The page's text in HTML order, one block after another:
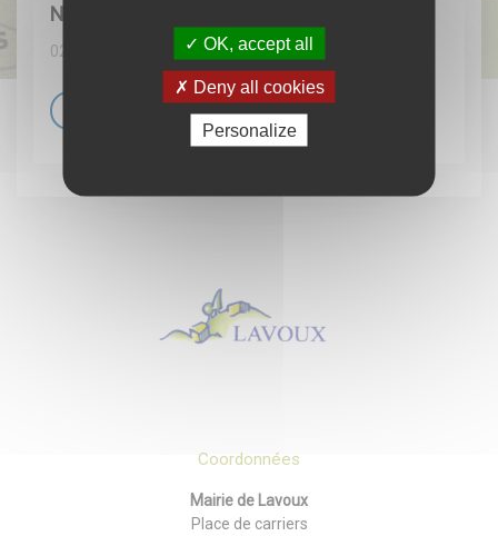
NOUVELLE ACTIVITE SUR LA COMMUNE
02 Avril 2026
Coordonnées
Mairie de Lavoux
Place de carriers
OK, accept all
Deny all cookies
Personalize